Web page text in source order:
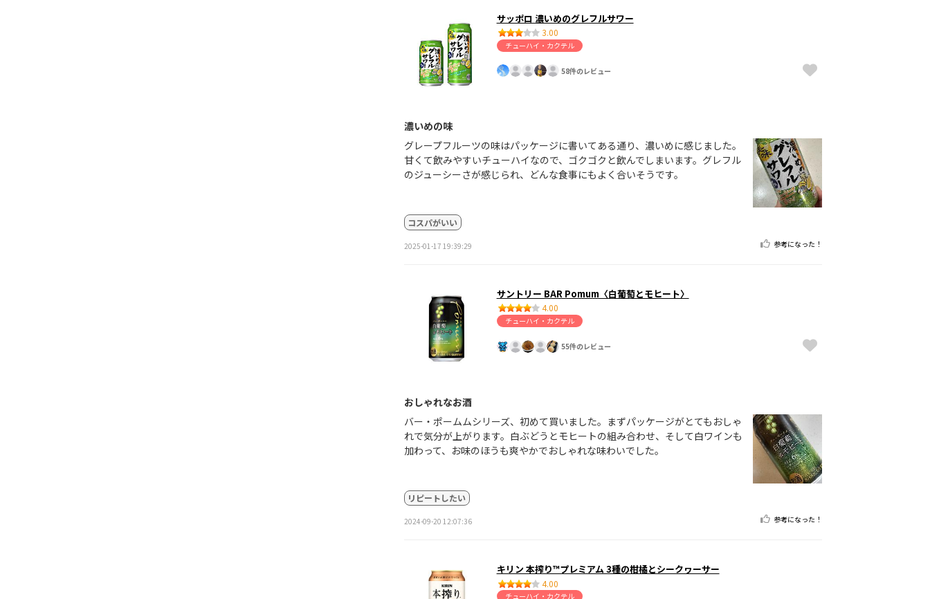
サッポロ 濃いめのグレフルサワー
3.00
チューハイ・カクテル
58件のレビュー
濃いめの味
グレープフルーツの味はパッケージに書いてある通り、濃いめに感じました。
甘くて飲みやすいチューハイなので、ゴクゴクと飲んでしまいます。グレフル
のジューシーさが感じられ、どんな食事にもよく合いそうです。
コスパがいい
2025-01-17 19:39:29 参考になった！
サントリー BAR Pomum〈白葡萄とモヒート〉
4.00
チューハイ・カクテル
55件のレビュー
おしゃれなお酒
バー・ポームムシリーズ、初めて買いました。まずパッケージがとてもおしゃ
れで気分が上がります。白ぶどうとモヒートの組み合わせ、そして白ワインも
加わって、お味のほうも爽やかでおしゃれな味わいでした。
リピートしたい
2024-09-20 12:07:36 参考になった！
キリン 本搾り™プレミアム 3種の柑橘とシークヮーサー
4.00
チューハイ・カクテル